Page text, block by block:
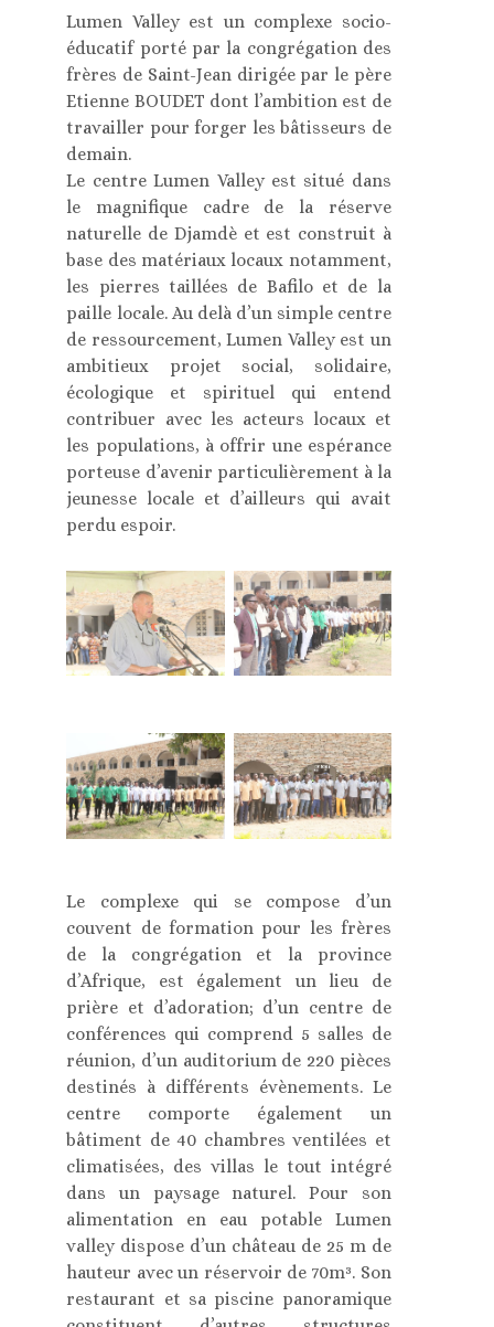
Lumen Valley est un complexe socio-
éducatif porté par la congrégation des
frères de Saint-Jean dirigée par le père
Etienne BOUDET dont l’ambition est de
travailler pour forger les bâtisseurs de
demain.
Le centre Lumen Valley est situé dans
le magnifique cadre de la réserve
naturelle de Djamdè et est construit à
base des matériaux locaux notamment,
les pierres taillées de Bafilo et de la
paille locale. Au delà d’un simple centre
de ressourcement, Lumen Valley est un
ambitieux projet social, solidaire,
écologique et spirituel qui entend
contribuer avec les acteurs locaux et
les populations, à offrir une espérance
porteuse d’avenir particulièrement à la
jeunesse locale et d’ailleurs qui avait
perdu espoir.
Le complexe qui se compose d’un
couvent de formation pour les frères
de la congrégation et la province
d’Afrique, est également un lieu de
prière et d’adoration; d’un centre de
conférences qui comprend 5 salles de
réunion, d’un auditorium de 220 pièces
destinés à différents évènements. Le
centre comporte également un
bâtiment de 40 chambres ventilées et
climatisées, des villas le tout intégré
dans un paysage naturel. Pour son
alimentation en eau potable Lumen
valley dispose d’un château de 25 m de
hauteur avec un réservoir de 70m³. Son
restaurant et sa piscine panoramique